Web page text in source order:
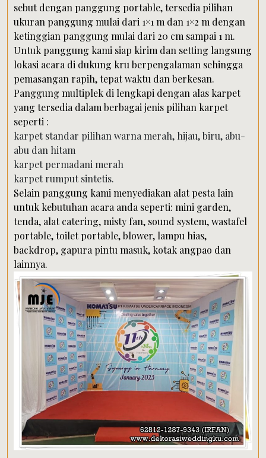
sebut dengan panggung portable, tersedia pilihan
ukuran panggung mulai dari 1×1 m dan 1×2 m dengan
ketinggian panggung mulai dari 20 cm sampai 1 m.
Untuk panggung kami siap kirim dan setting langsung
lokasi acara di dukung kru berpengalaman sehingga
pemasangan rapih, tepat waktu dan berkesan.
Panggung multiplek di lengkapi dengan alas karpet
yang tersedia dalam berbagai jenis pilihan karpet
seperti :
karpet standar pilihan warna merah, hijau, biru, abu-
abu dan hitam
karpet permadani merah
karpet rumput sintetis.
Selain panggung kami menyediakan alat pesta lain
untuk kebutuhan acara anda seperti: mini garden,
tenda, alat catering, misty fan, sound system, wastafel
portable, toilet portable, blower, lampu hias,
backdrop, gapura pintu masuk, kotak angpao dan
lainnya.